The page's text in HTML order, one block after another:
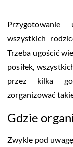
wszystkich
Trzeba ugościć
posiłek,
przez kilka
zorganizować
Gdzie
Zwykle pod